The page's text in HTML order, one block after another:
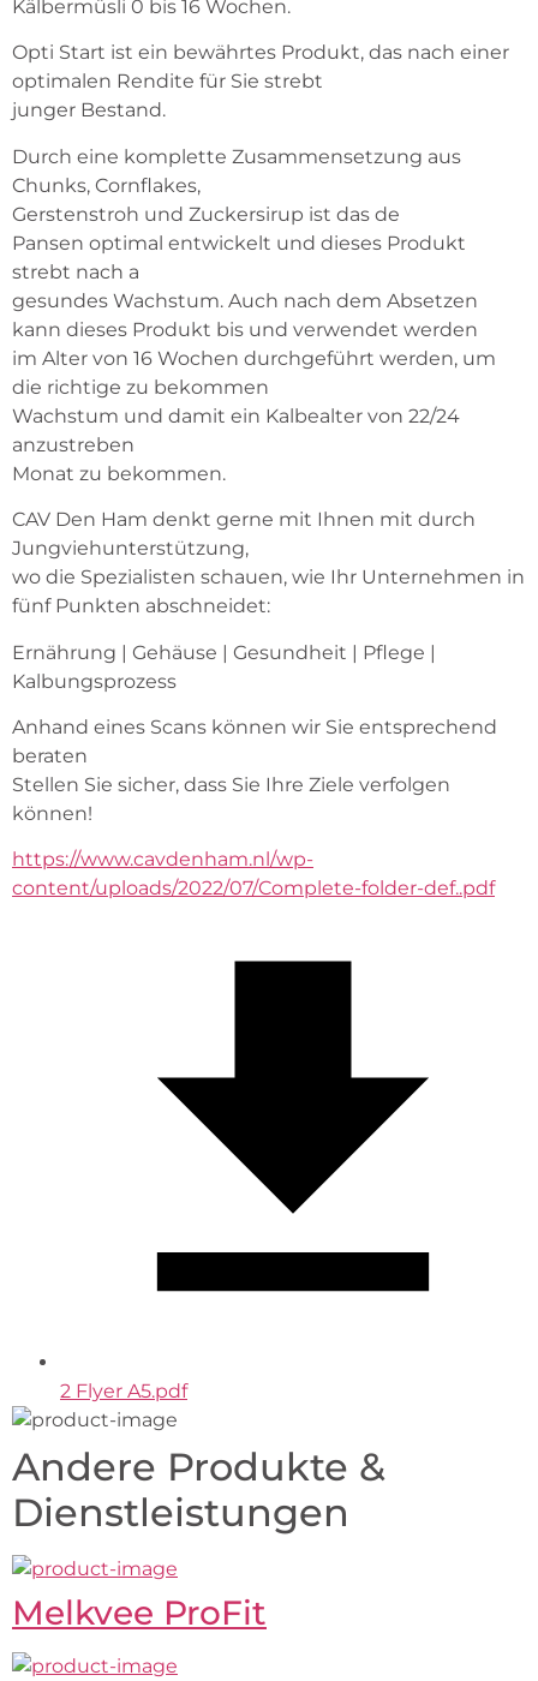
Kälbermüsli 0 bis 16 Wochen.
Opti Start ist ein bewährtes Produkt, das nach einer
optimalen Rendite für Sie strebt
junger Bestand.
Durch eine komplette Zusammensetzung aus
Chunks, Cornflakes,
Gerstenstroh und Zuckersirup ist das de
Pansen optimal entwickelt und dieses Produkt
strebt nach a
gesundes Wachstum. Auch nach dem Absetzen
kann dieses Produkt bis und verwendet werden
im Alter von 16 Wochen durchgeführt werden, um
die richtige zu bekommen
Wachstum und damit ein Kalbealter von 22/24
anzustreben
Monat zu bekommen.
CAV Den Ham denkt gerne mit Ihnen mit durch
Jungviehunterstützung,
wo die Spezialisten schauen, wie Ihr Unternehmen in
fünf Punkten abschneidet:
Ernährung | Gehäuse | Gesundheit | Pflege |
Kalbungsprozess
Anhand eines Scans können wir Sie entsprechend
beraten
Stellen Sie sicher, dass Sie Ihre Ziele verfolgen
können!
https://www.cavdenham.nl/wp-
content/uploads/2022/07/Complete-folder-def..pdf
2 Flyer A5.pdf
Andere Produkte &
Dienstleistungen
Melkvee ProFit